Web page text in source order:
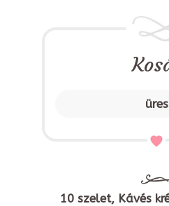
üres
10 szelet, Kávés